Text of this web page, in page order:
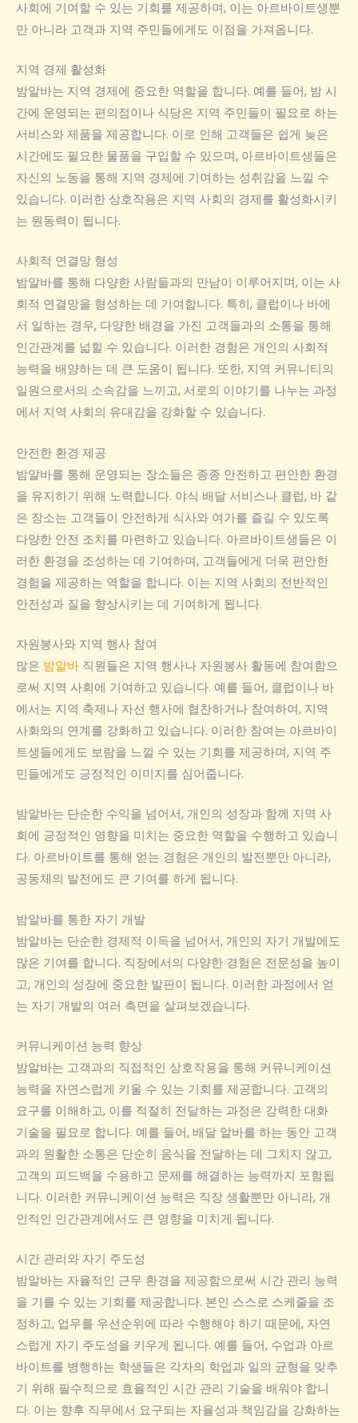
사회에 기여할 수 있는 기회를 제공하며, 이는 아르바이트생뿐
만 아니라 고객과 지역 주민들에게도 이점을 가져옵니다.
지역 경제 활성화
밤알바는 지역 경제에 중요한 역할을 합니다. 예를 들어, 밤 시
간에 운영되는 편의점이나 식당은 지역 주민들이 필요로 하는
서비스와 제품을 제공합니다. 이로 인해 고객들은 쉽게 늦은
시간에도 필요한 물품을 구입할 수 있으며, 아르바이트생들은
자신의 노동을 통해 지역 경제에 기여하는 성취감을 느낄 수
있습니다. 이러한 상호작용은 지역 사회의 경제를 활성화시키
는 원동력이 됩니다.
사회적 연결망 형성
밤알바를 통해 다양한 사람들과의 만남이 이루어지며, 이는 사
회적 연결망을 형성하는 데 기여합니다. 특히, 클럽이나 바에
서 일하는 경우, 다양한 배경을 가진 고객들과의 소통을 통해
인간관계를 넓힐 수 있습니다. 이러한 경험은 개인의 사회적
능력을 배양하는 데 큰 도움이 됩니다. 또한, 지역 커뮤니티의
일원으로서의 소속감을 느끼고, 서로의 이야기를 나누는 과정
에서 지역 사회의 유대감을 강화할 수 있습니다.
안전한 환경 제공
밤알바를 통해 운영되는 장소들은 종종 안전하고 편안한 환경
을 유지하기 위해 노력합니다. 야식 배달 서비스나 클럽, 바 같
은 장소는 고객들이 안전하게 식사와 여가를 즐길 수 있도록
다양한 안전 조치를 마련하고 있습니다. 아르바이트생들은 이
러한 환경을 조성하는 데 기여하며, 고객들에게 더욱 편안한
경험을 제공하는 역할을 합니다. 이는 지역 사회의 전반적인
안전성과 질을 향상시키는 데 기여하게 됩니다.
자원봉사와 지역 행사 참여
많은 밤알바 직원들은 지역 행사나 자원봉사 활동에 참여함으
로써 지역 사회에 기여하고 있습니다. 예를 들어, 클럽이나 바
에서는 지역 축제나 자선 행사에 협찬하거나 참여하여, 지역
사회와의 연계를 강화하고 있습니다. 이러한 참여는 아르바이
트생들에게도 보람을 느낄 수 있는 기회를 제공하며, 지역 주
민들에게도 긍정적인 이미지를 심어줍니다.
밤알바는 단순한 수익을 넘어서, 개인의 성장과 함께 지역 사
회에 긍정적인 영향을 미치는 중요한 역할을 수행하고 있습니
다. 아르바이트를 통해 얻는 경험은 개인의 발전뿐만 아니라,
공동체의 발전에도 큰 기여를 하게 됩니다.
밤알바를 통한 자기 개발
밤알바는 단순한 경제적 이득을 넘어서, 개인의 자기 개발에도
많은 기여를 합니다. 직장에서의 다양한 경험은 전문성을 높이
고, 개인의 성장에 중요한 발판이 됩니다. 이러한 과정에서 얻
는 자기 개발의 여러 측면을 살펴보겠습니다.
커뮤니케이션 능력 향상
밤알바는 고객과의 직접적인 상호작용을 통해 커뮤니케이션
능력을 자연스럽게 키울 수 있는 기회를 제공합니다. 고객의
요구를 이해하고, 이를 적절히 전달하는 과정은 강력한 대화
기술을 필요로 합니다. 예를 들어, 배달 알바를 하는 동안 고객
과의 원활한 소통은 단순히 음식을 전달하는 데 그치지 않고,
고객의 피드백을 수용하고 문제를 해결하는 능력까지 포함됩
니다. 이러한 커뮤니케이션 능력은 직장 생활뿐만 아니라, 개
인적인 인간관계에서도 큰 영향을 미치게 됩니다.
시간 관리와 자기 주도성
밤알바는 자율적인 근무 환경을 제공함으로써 시간 관리 능력
을 기를 수 있는 기회를 제공합니다. 본인 스스로 스케줄을 조
정하고, 업무를 우선순위에 따라 수행해야 하기 때문에, 자연
스럽게 자기 주도성을 키우게 됩니다. 예를 들어, 수업과 아르
바이트를 병행하는 학생들은 각자의 학업과 일의 균형을 맞추
기 위해 필수적으로 효율적인 시간 관리 기술을 배워야 합니
다. 이는 향후 직무에서 요구되는 자율성과 책임감을 강화하는